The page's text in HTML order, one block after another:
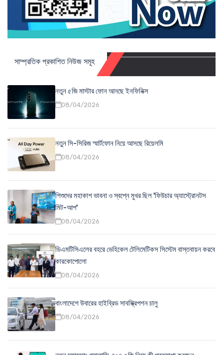
সাম্প্রতিক প্রকাশিত নিউজ সমূহ
নতুন ৫জি মাস্টার ফোন আনছে ইনফিনিক্স
08/04/2026
নতুন সি-সিরিজ স্মার্টফোন নিয়ে আসছে রিয়েলমি
08/04/2026
শিশুদের মহাকাশ ভাবনা ও স্বপ্নে মুখর ছিল 'ফিউচার অ্যাস্ট্রোনটস
মিট-আপ'
08/04/2026
ডিএমটিসিএলের বহরে ভেহিকেল টেলিমেটিকস সিস্টেম বাস্তবায়ন করবে
কারকোপোলো
08/04/2026
বাংলাদেশে উবারের হাইব্রিড সাবস্ক্রিপশন চালু
08/04/2026